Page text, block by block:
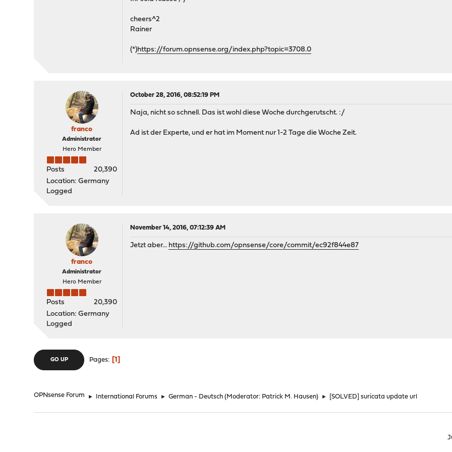
cheers^2
Rainer
(*)https://forum.opnsense.org/index.php?topic=3708.0
franco
Administrator
Hero Member
Posts
20,390
Location: Germany
Logged
October 28, 2016, 08:52:19 PM
Naja, nicht so schnell. Das ist wohl diese Woche durchgerutscht. :/
Ad ist der Experte, und er hat im Moment nur 1-2 Tage die Woche Zeit.
franco
Administrator
Hero Member
Posts
20,390
Location: Germany
Logged
November 14, 2016, 07:12:39 AM
Jetzt aber... https://github.com/opnsense/core/commit/ec92f844e87
GO UP Pages 1
OPNsense Forum ► International Forums ► German - Deutsch (Moderator: Patrick M. Hausen) ► [SOLVED] suricata update url